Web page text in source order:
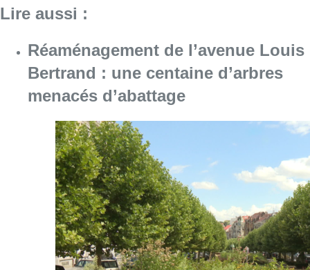
Lire aussi :
Réaménagement de l’avenue Louis
Bertrand : une centaine d’arbres
menacés d’abattage